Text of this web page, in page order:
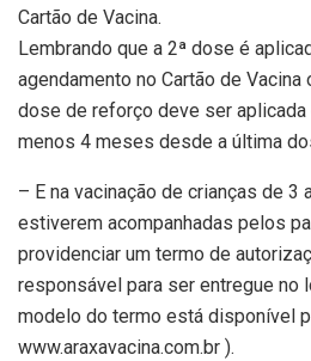
Cartão de Vacina.
Lembrando que a 2ª dose é
agendamento no Cartão de
dose de reforço deve ser
menos 4 meses desde a última
– E na vacinação de crianças de 3
estiverem acompanhadas pelos
providenciar um termo de
responsável para ser entregue no
modelo do termo está disponível
www.araxavacina.com.br ).